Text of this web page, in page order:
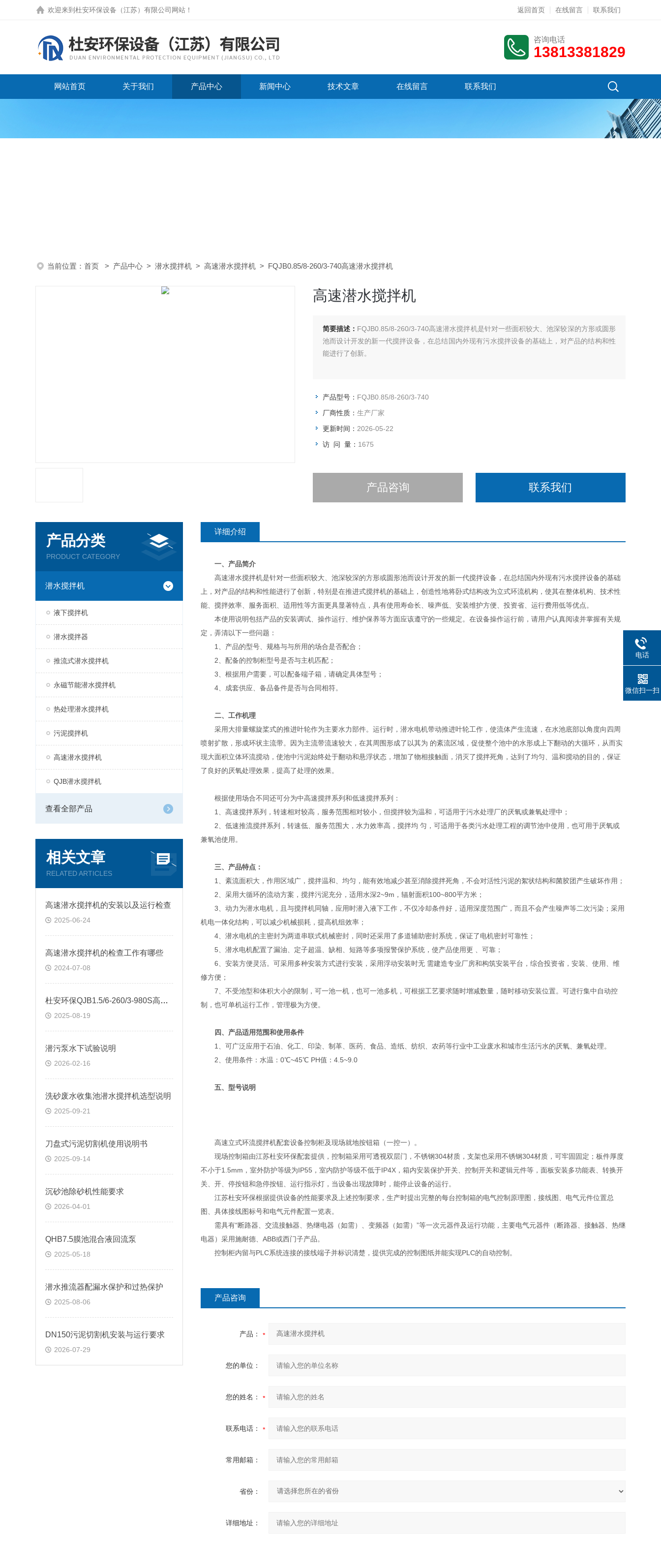
欢迎来到 杜安环保设备（江苏）有限公司网站 ！ 返回首页 在线留言 联系我们
咨询电话
13813381829
网站首页 关于我们 产品中心 新闻中心 技术文章 在线留言 联系我们
当前位置： 首页 > 产品中心 > 潜水搅拌机 > 高速潜水搅拌机 > FQJB0.85/8-260/3-740高速潜水搅拌机
高速潜水搅拌机
简要描述： FQJB0.85/8-260/3-740高速潜水搅拌机是针对一些面积较大、池深较深的方形或圆形
池而设计开发的新一代搅拌设备，在总结国内外现有污水搅拌设备的基础上，对产品的结构和性
能进行了创新。
产品型号： FQJB0.85/8-260/3-740
厂商性质： 生产厂家
更新时间： 2026-05-22
访 问 量： 1675
产品咨询 联系我们
产品分类
PRODUCT CATEGORY
潜水搅拌机
液下搅拌机
潜水搅拌器
推流式潜水搅拌机
永磁节能潜水搅拌机
热处理潜水搅拌机
污泥搅拌机
高速潜水搅拌机
QJB潜水搅拌机
查看全部产品
相关文章
RELATED ARTICLES
高速潜水搅拌机的安装以及运行检查
2025-06-24
高速潜水搅拌机的检查工作有哪些
2024-07-08
杜安环保QJB1.5/6-260/3-980S高速潜水搅拌机
2025-08-19
潜污泵水下试验说明
2026-02-16
洗砂废水收集池潜水搅拌机选型说明
2025-09-21
刀盘式污泥切割机使用说明书
2025-09-14
沉砂池除砂机性能要求
2026-04-01
QHB7.5膜池混合液回流泵
2025-05-18
潜水推流器配漏水保护和过热保护
2025-08-06
DN150污泥切割机安装与运行要求
2026-07-29
详细介绍
一、产品简介
高速潜水搅拌机是针对一些面积较大、池深较深的方形或圆形池而设计开发的新一代搅拌设备，在总结国内外现有污水搅拌设备的基础
上，对产品的结构和性能进行了创新，特别是在推进式搅拌机的基础上，创造性地将卧式结构改为立式环流机构，使其在整体机构、技术性
能、搅拌效率、服务面积、适用性等方面更具显著特点，具有使用寿命长、噪声低、安装维护方便、投资省、运行费用低等优点。
本使用说明包括产品的安装调试、操作运行、维护保养等方面应该遵守的一些规定。在设备操作运行前，请用户认真阅读并掌握有关规
定，弄清以下一些问题：
1、产品的型号、规格与与所用的场合是否配合；
2、配备的控制柜型号是否与主机匹配；
3、根据用户需要，可以配备端子箱，请确定具体型号；
4、成套供应、备品备件是否与合同相符。
二、工作机理
采用大排量螺旋桨式的推进叶轮作为主要水力部件。运行时，潜水电机带动推进叶轮工作，使流体产生流速，在水池底部以角度向四周
喷射扩散，形成环状主流带。因为主流带流速较大，在其周围形成了以其为 的紊流区域，促使整个池中的水形成上下翻动的大循环，从而实
现大面积立体环流搅动，使池中污泥始终处于翻动和悬浮状态，增加了物相接触面，消灭了搅拌死角，达到了均匀、温和搅动的目的，保证
了良好的厌氧处理效果，提高了处理的效果。
根据使用场合不同还可分为中高速搅拌系列和低速搅拌系列：
1、高速搅拌系列，转速相对较高，服务范围相对较小，但搅拌较为温和，可适用于污水处理厂的厌氧或兼氧处理中；
2、低速推流搅拌系列，转速低、服务范围大，水力效率高，搅拌均 匀，可适用于各类污水处理工程的调节池中使用，也可用于厌氧或
兼氧池使用。
三、产品特点：
1、紊流面积大，作用区域广，搅拌温和、均匀，能有效地减少甚至消除搅拌死角，不会对活性污泥的絮状结构和菌胶团产生破坏作用；
2、采用大循环的流动方案，搅拌污泥充分，适用水深2~9m，辐射面积100~800平方米；
3、动力为潜水电机，且与搅拌机同轴，应用时潜入液下工作，不仅冷却条件好，适用深度范围广，而且不会产生噪声等二次污染；采用
机电一体化结构，可以减少机械损耗，提高机组效率；
4、潜水电机的主密封为两道串联式机械密封，同时还采用了多道辅助密封系统，保证了电机密封可靠性；
5、潜水电机配置了漏油、定子超温、缺相、短路等多项报警保护系统，使产品使用更 、可靠；
6、安装方便灵活。可采用多种安装方式进行安装，采用浮动安装时无 需建造专业厂房和构筑安装平台，综合投资省，安装、使用、维
修方便；
7、不受池型和体积大小的限制，可一池一机，也可一池多机，可根据工艺要求随时增减数量，随时移动安装位置。可进行集中自动控
制，也可单机运行工作，管理极为方便。
四、产品适用范围和使用条件
1、可广泛应用于石油、化工、印染、制革、医药、食品、造纸、纺织、农药等行业中工业废水和城市生活污水的厌氧、兼氧处理。
2、使用条件：水温：0℃~45℃ PH值：4.5~9.0
五、型号说明
高速立式环流搅拌机配套设备控制柜及现场就地按钮箱（一控一）。
现场控制箱由江苏杜安环保配套提供，控制箱采用可透视双层门，不锈钢304材质，支架也采用不锈钢304材质，可牢固固定；板件厚度
不小于1.5mm，室外防护等级为IP55，室内防护等级不低于IP4X，箱内安装保护开关、控制开关和逻辑元件等，面板安装多功能表、转换开
关、开、停按钮和急停按钮、运行指示灯，当设备出现故障时，能停止设备的运行。
江苏杜安环保根据提供设备的性能要求及上述控制要求，生产时提出完整的每台控制箱的电气控制原理图，接线图、电气元件位置总
图、具体接线图标号和电气元件配置一览表。
需具有“断路器、交流接触器、热继电器（如需）、变频器（如需）”等一次元器件及运行功能，主要电气元器件（断路器、接触器、热继
电器）采用施耐德、ABB或西门子产品。
控制柜内留与PLC系统连接的接线端子并标识清楚，提供完成的控制图纸并能实现PLC的自动控制。
产品咨询
产品：
您的单位：
您的姓名：
联系电话：
常用邮箱：
省份：
详细地址：
电话
微信扫一扫